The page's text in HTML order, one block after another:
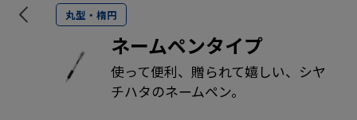
丸型・楕円
ネームペンタイプ
使って便利、贈られて嬉しい、シヤ
チハタのネームペン。